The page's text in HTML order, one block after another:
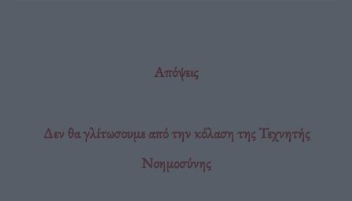
Απόψεις
Δεν θα γλίτωσουμε από την κόλαση της Τεχνητής
Νοημοσύνης